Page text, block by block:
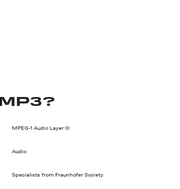
MPEG-1 Audio Layer III
Audio
Specialists from Fraunhofer Society